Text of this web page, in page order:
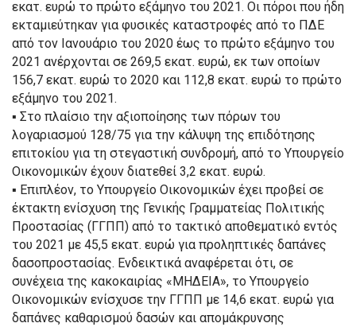
εκατ. ευρώ το πρώτο εξάμηνο του 2021. Οι πόροι που ήδη
εκταμιεύτηκαν για φυσικές καταστροφές από το ΠΔΕ
από τον Ιανουάριο του 2020 έως το πρώτο εξάμηνο του
2021 ανέρχονται σε 269,5 εκατ. ευρώ, εκ των οποίων
156,7 εκατ. ευρώ το 2020 και 112,8 εκατ. ευρώ το πρώτο
εξάμηνο του 2021.
▪ Στο πλαίσιο την αξιοποίησης των πόρων του
λογαριασμού 128/75 για την κάλυψη της επιδότησης
επιτοκίου για τη στεγαστική συνδρομή, από το Υπουργείο
Οικονομικών έχουν διατεθεί 3,2 εκατ. ευρώ.
▪ Επιπλέον, το Υπουργείο Οικονομικών έχει προβεί σε
έκτακτη ενίσχυση της Γενικής Γραμματείας Πολιτικής
Προστασίας (ΓΓΠΠ) από το τακτικό αποθεματικό εντός
του 2021 με 45,5 εκατ. ευρώ για προληπτικές δαπάνες
δασοπροστασίας. Ενδεικτικά αναφέρεται ότι, σε
συνέχεια της κακοκαιρίας «ΜΗΔΕΙΑ», το Υπουργείο
Οικονομικών ενίσχυσε την ΓΓΠΠ με 14,6 εκατ. ευρώ για
δαπάνες καθαρισμού δασών και απομάκρυνσης